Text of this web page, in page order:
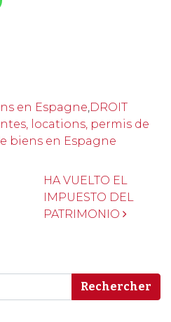
en Espagne,DROIT
locations, permis de
biens en Espagne
HA VUELTO EL
IMPUESTO DEL
PATRIMONIO